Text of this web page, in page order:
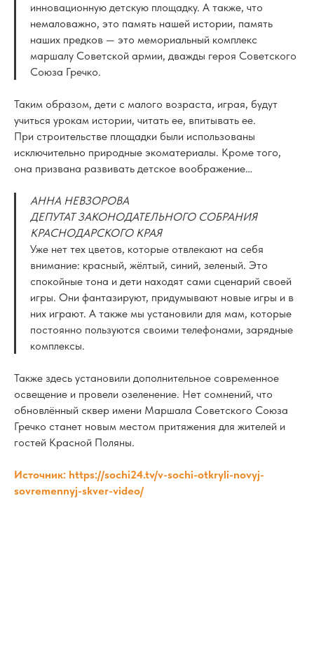
инновационную детскую площадку. А также, что
немаловажно, это память нашей истории, память
наших предков — это мемориальный комплекс
маршалу Советской армии, дважды героя Советского
Союза Гречко.
Таким образом, дети с малого возраста, играя, будут
учиться урокам истории, читать ее, впитывать ее.
При строительстве площадки были использованы
исключительно природные экоматериалы. Кроме того,
она призвана развивать детское воображение…
АННА НЕВЗОРОВА
ДЕПУТАТ ЗАКОНОДАТЕЛЬНОГО СОБРАНИЯ
КРАСНОДАРСКОГО КРАЯ
Уже нет тех цветов, которые отвлекают на себя
внимание: красный, жёлтый, синий, зеленый. Это
спокойные тона и дети находят сами сценарий своей
игры. Они фантазируют, придумывают новые игры и в
них играют. А также мы установили для мам, которые
постоянно пользуются своими телефонами, зарядные
комплексы.
Также здесь установили дополнительное современное
освещение и провели озеленение. Нет сомнений, что
обновлённый сквер имени Маршала Советского Союза
Гречко станет новым местом притяжения для жителей и
гостей Красной Поляны.
Источник: https://sochi24.tv/v-sochi-otkryli-novyj-
sovremennyj-skver-video/